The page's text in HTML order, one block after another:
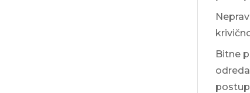
Bitne